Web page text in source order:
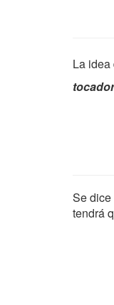
La
tocador
Se
tendrá